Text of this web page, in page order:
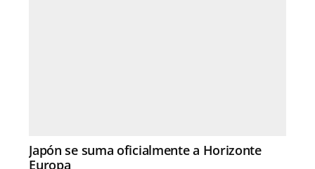
Japón se suma oficialmente a Horizonte
Europa